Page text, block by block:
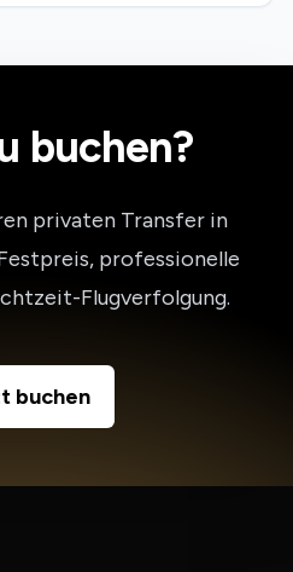
buchen?
privaten Transfer in
professionelle
Flugverfolgung.
buchen